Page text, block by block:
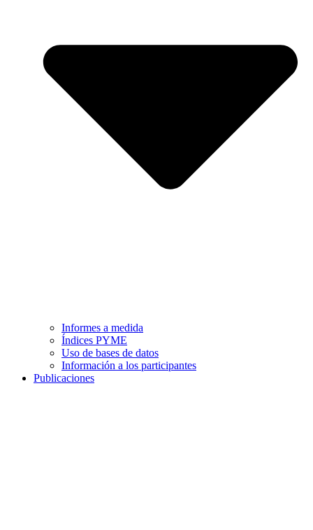
Informes a medida
Índices PYME
Uso de bases de datos
Información a los participantes
Publicaciones